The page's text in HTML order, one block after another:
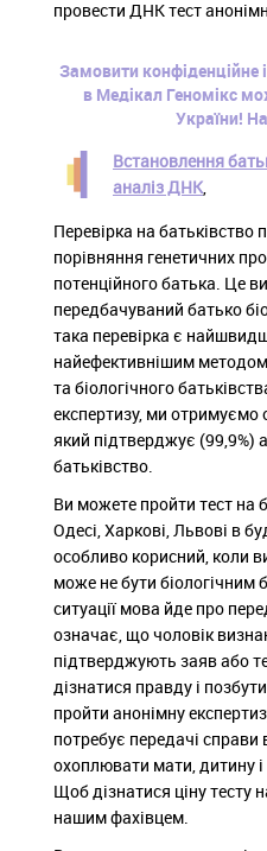
провести ДНК тест
Замовити конфіденційне
в Медікал Геномікс
України!
Встановлення
аналіз ДНК
Перевірка на батьківство
порівняння генетичних
потенційного батька. Це
передбачуваний батько
така перевірка є
найефективнішим
та біологічного
експертизу, ми отримуємо
який підтверджує (99,9%)
батьківство.
Ви можете пройти тест на
Одесі, Харкові, Львові в
особливо корисний, коли
може не бути біологічним
ситуації мова йде про
означає, що чоловік
підтверджують заяв або
дізнатися правду і
пройти анонімну
потребує передачі
охоплювати мати, дитину
Щоб дізнатися ціну тесту
нашим фахівцем.